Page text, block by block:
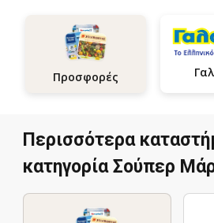
Προσφορές
Περισσότερα
κατηγορία Σούπερ